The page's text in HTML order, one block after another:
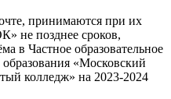
принимаются при их
не позднее сроков,
в Частное образовательное
«Московский
колледж» на 2023-2024